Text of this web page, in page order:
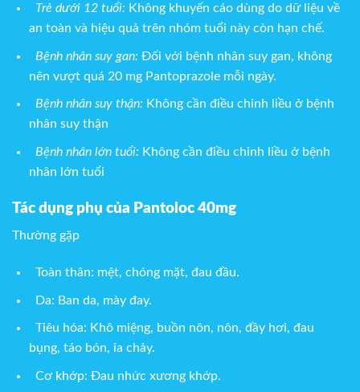
Trẻ dưới 12 tuổi: Không khuyến cáo dùng do dữ liệu về
an toàn và hiệu quả trên nhóm tuổi này còn hạn chế.
Bệnh nhân suy gan: Đối với bệnh nhân suy gan, không
nên vượt quá 20 mg Pantoprazole mỗi ngày.
Bệnh nhân suy thận: Không cần điều chỉnh liều ở bệnh
nhân suy thận
Bệnh nhân lớn tuổi: Không cần điều chỉnh liều ở bệnh
nhân lớn tuổi
Tác dụng phụ của Pantoloc 40mg
Thường gặp
Toàn thân: mệt, chóng mặt, đau đầu.
Da: Ban da, mày đay.
Tiêu hóa: Khô miệng, buồn nôn, nôn, đầy hơi, đau
bụng, táo bón, ỉa chảy.
Cơ khớp: Đau nhức xương khớp.